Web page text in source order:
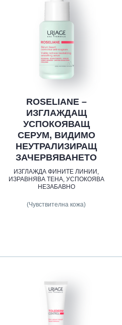
ROSELIANE –
ИЗГЛАЖДАЩ
УСПОКОЯВАЩ
СЕРУМ, ВИДИМО
НЕУТРАЛИЗИРАЩ
ЗАЧЕРВЯВАНЕТО
ИЗГЛАЖДА ФИНИТЕ ЛИНИИ,
ИЗРАВНЯВА ТЕНА, УСПОКОЯВА
НЕЗАБАВНО
(Чувствителна кожа)